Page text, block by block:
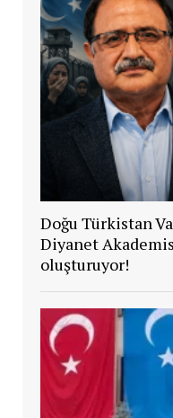
Doğu Türkistan
Diyanet
oluşturuyor!